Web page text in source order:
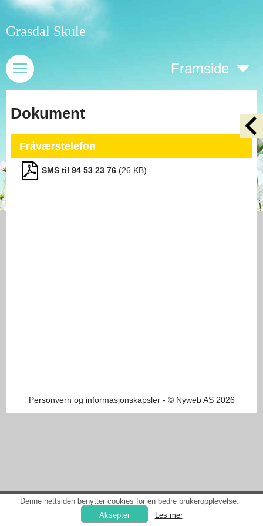
Grasdal Skule
Framside
Dokument
Fråværstelefon
SMS til 94 53 23 76 (26 KB)
Personvern og informasjonskapsler- © Nyweb AS 2026
Denne nettsiden benytter cookies for en bedre brukeropplevelse.
Les mer